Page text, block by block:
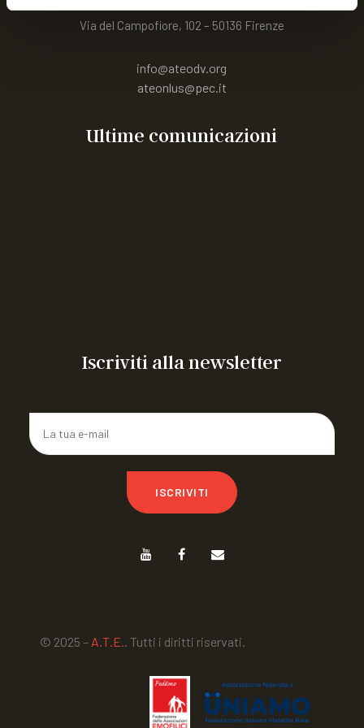
Via del Campofiore, 102 – 50136 Firenze
info@ateodv.org
ateonlus@pec.it
Ultime comunicazioni
Iscriviti alla newsletter
ISCRIVITI
© 2025 – A.T.E. . Tutti i diritti riservati.